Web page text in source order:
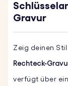
Gravur
Zeig deinen
Rechteck-
verfügt über